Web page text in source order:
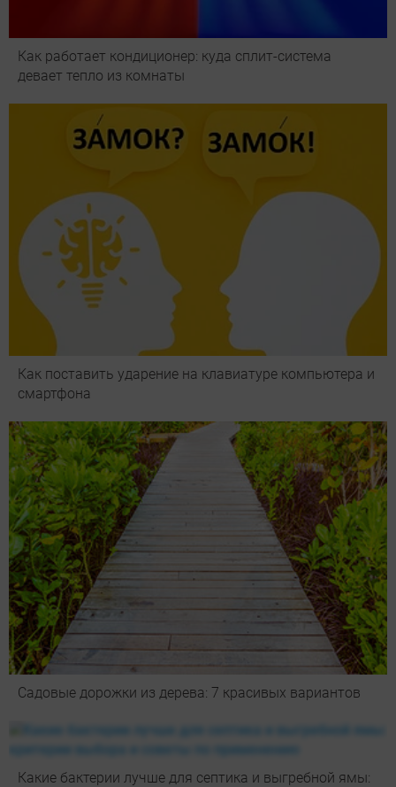
Как работает кондиционер: куда сплит-система
девает тепло из комнаты
Как поставить ударение на клавиатуре компьютера и
смартфона
Садовые дорожки из дерева: 7 красивых вариантов
Какие бактерии лучше для септика и выгребной ямы: